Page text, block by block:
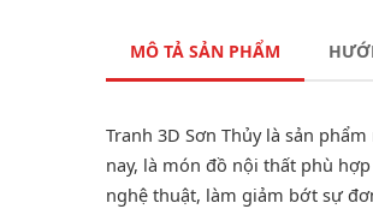
MÔ TẢ SẢN PHẨM
Tranh 3D Sơn Thủy là sản
nay, là món đồ nội thất phù
nghệ thuật, làm giảm bớt sự